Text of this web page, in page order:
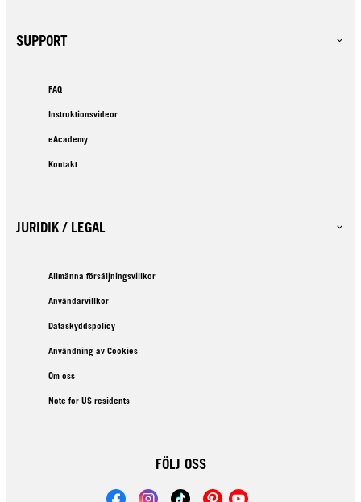
SUPPORT
FAQ
Instruktionsvideor
eAcademy
Kontakt
JURIDIK / LEGAL
Allmänna försäljningsvillkor
Användarvillkor
Dataskyddspolicy
Användning av Cookies
Om oss
Note for US residents
FÖLJ OSS